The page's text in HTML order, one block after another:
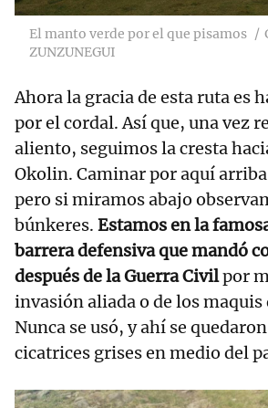
El manto verde por el que pisamos
ZUNZUNEGUI
Ahora la gracia de esta ruta es
por el cordal. Así que, una vez
aliento, seguimos la cresta
Okolin. Caminar por aquí arriba
pero si miramos abajo
búnkeres. Estamos en la
barrera defensiva que mandó
después de la Guerra Civilpor
invasión aliada o de los maquis
Nunca se usó, y ahí se
cicatrices grises en medio del